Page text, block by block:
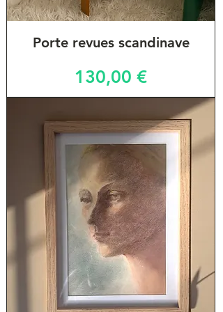
Porte revues scandinave
Prix
130,00 €